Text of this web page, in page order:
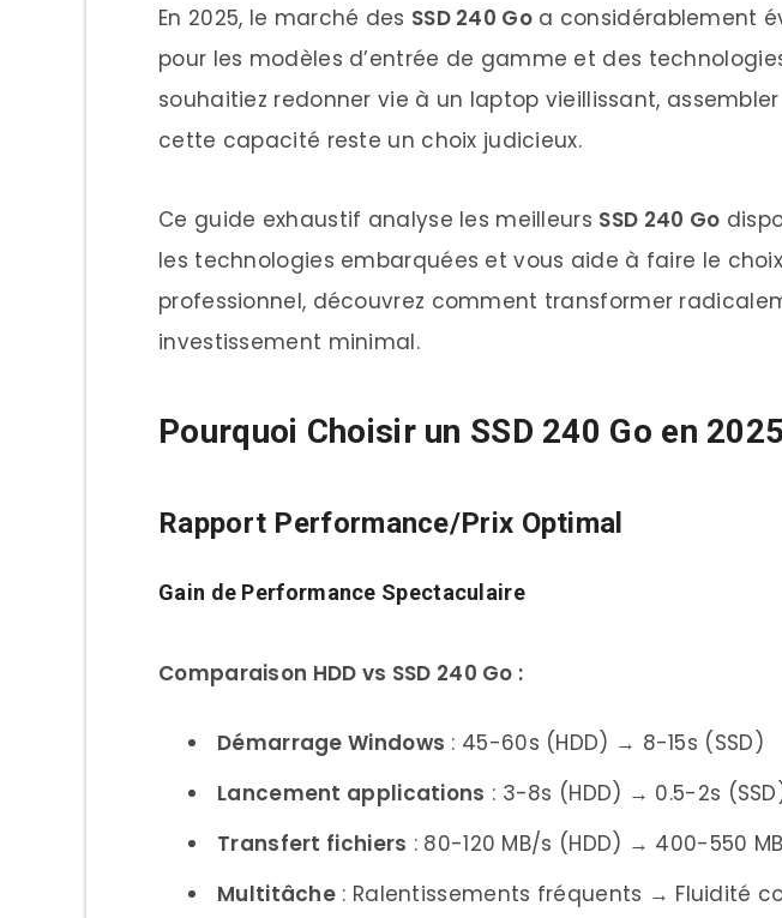
Répartition Espace Optimale 240 Go
Stratégie Stockage Hybride
Évolution Technologique 2025
Top 10 Meilleurs SSD 240 Go 2025
1. Samsung 870 EVO 250 Go – L’Excellence
2. Crucial MX500 250 Go – Le Rapport Qualité/Prix
4. SanDisk SSD Plus 240 Go – La Simplicité
6. ADATA SU635 240 Go – L’Alternative Asiatique
7. Patriot Burst Elite 240 Go – L’Américain
9. Lexar NS100 256 Go – Le Spécialiste Mémoire
10. Gigabyte UD PRO 256 Go – Le Gaming
Comparatif Performance Détaillé
Tests Benchmark Standardisés
Protocole de Test
En 2025, le marché des SSD 240 Goa considérablement
pour les modèles d’entrée de gamme et des
souhaitiez redonner vie à un laptop vieillissant,
cette capacité reste un choix judicieux.
Ce guide exhaustif analyse les meilleurs SSD 240 Go
les technologies embarquées et vous aide à faire le
professionnel, découvrez comment transformer
investissement minimal.
Pourquoi Choisir un SSD 240 Go en
Rapport Performance/Prix Optimal
Gain de Performance Spectaculaire
Comparaison HDD vs SSD 240 Go :
Démarrage Windows : 45-60s (HDD) → 8-15s (SSD)
Lancement applications : 3-8s (HDD) → 0.5-2s
Transfert fichiers : 80-120 MB/s (HDD) → 400-550
Multitâche : Ralentissements fréquents → Fluidité